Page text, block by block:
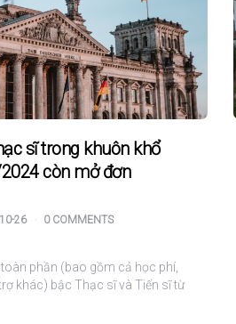
sĩ trong khuôn khổ
còn mở đơn
26 0 COMMENTS
toàn phần (bao gồm cả học phí,
khác) bậc Thạc sĩ và Tiến sĩ từ